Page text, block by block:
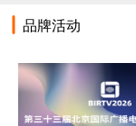
品牌活动